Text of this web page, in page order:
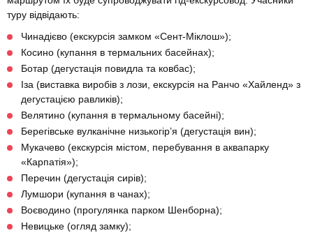
туру відвідають:
Чинадієво (екскурсія замком «Сент-Міклош»);
Косино (купання в термальних басейнах);
Ботар (дегустація повидла та ковбас);
Іза (виставка виробів з лози, екскурсія на Ранчо «Хайленд» з
дегустацією равликів);
Велятино (купання в термальному басейні);
Берегівське вулканічне низькогір’я (дегустація вин);
Мукачево (екскурсія містом, перебування в аквапарку
«Карпатія»);
Перечин (дегустація сирів);
Лумшори (купання в чанах);
Воєводино (прогулянка парком Шенборна);
Невицьке (огляд замку);